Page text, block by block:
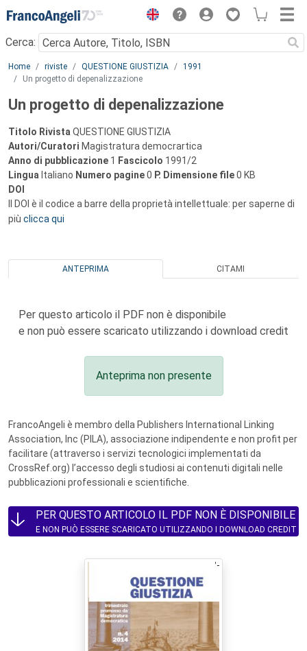
Menu
Cerca:
Main content
Home riviste QUESTIONE GIUSTIZIA
1991
Un progetto di depenalizzazione
Un progetto di depenalizzazione
Titolo Rivista QUESTIONE GIUSTIZIA
Autori/Curatori Magistratura democrartica
Anno di pubblicazione 1 Fascicolo 1991/2
Lingua Italiano Numero pagine0 P. Dimensione file0 KB
DOI
Il DOI è il codice a barre della proprietà intellettuale: per saperne di
più clicca qui
ANTEPRIMA CITAMI
Per questo articolo il PDF non è disponibile
e non può essere scaricato utilizzando i download credit
Anteprima non presente
FrancoAngeli è membro della Publishers International Linking
Association, Inc (PILA), associazione indipendente e non profit per
facilitare (attraverso i servizi tecnologici implementati da
CrossRef.org) l’accesso degli studiosi ai contenuti digitali nelle
pubblicazioni professionali e scientifiche.
PER QUESTO ARTICOLO IL PDF NON È DISPONIBILE
E NON PUÒ ESSERE SCARICATO UTILIZZANDO I DOWNLOAD CREDIT